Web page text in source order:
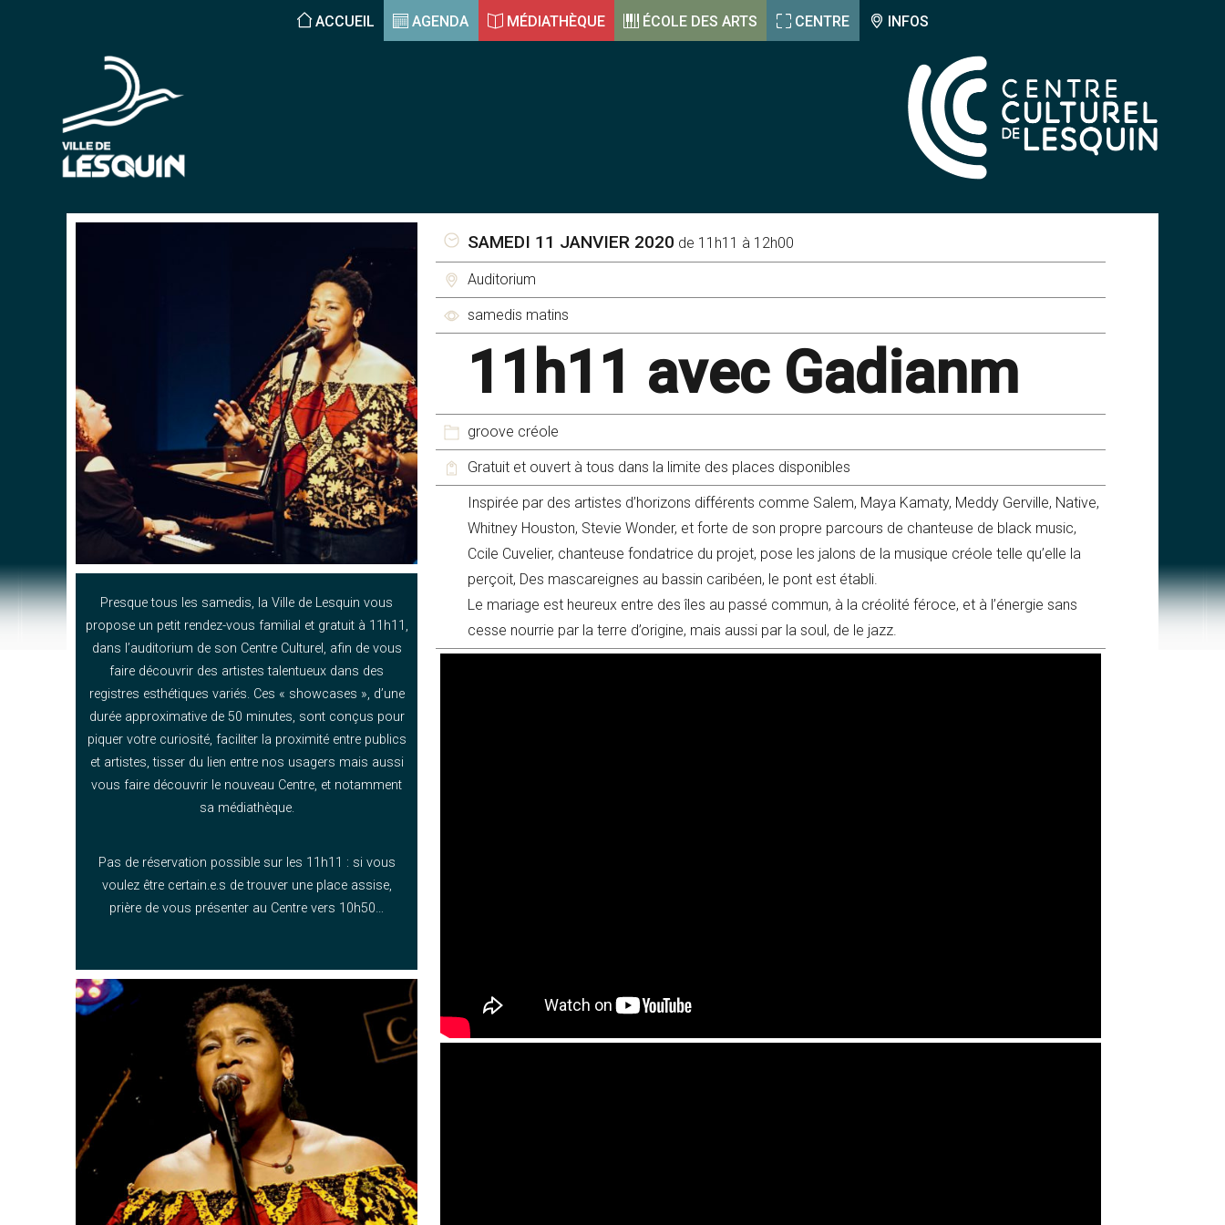
ACCUEIL AGENDA MÉDIATHÈQUE ÉCOLE DES ARTS CENTRE INFOS
Presque tous les samedis, la Ville de Lesquin vous
propose un petit rendez-vous familial et gratuit à 11h11,
dans l’auditorium de son Centre Culturel, afin de vous
faire découvrir des artistes talentueux dans des
registres esthétiques variés. Ces « showcases », d’une
durée approximative de 50 minutes, sont conçus pour
piquer votre curiosité, faciliter la proximité entre publics
et artistes, tisser du lien entre nos usagers mais aussi
vous faire découvrir le nouveau Centre, et notamment
sa médiathèque.
Pas de réservation possible sur les 11h11 : si vous
voulez être certain.e.s de trouver une place assise,
prière de vous présenter au Centre vers 10h50…
SAMEDI 11 JANVIER 2020 de 11h11 à 12h00
Auditorium
samedis matins
11h11 avec Gadianm
groove créole
Gratuit et ouvert à tous dans la limite des places disponibles
Inspirée par des artistes d’horizons différents comme Salem, Maya Kamaty, Meddy Gerville, Native,
Whitney Houston, Stevie Wonder, et forte de son propre parcours de chanteuse de black music,
Ccile Cuvelier, chanteuse fondatrice du projet, pose les jalons de la musique créole telle qu’elle la
perçoit, Des mascareignes au bassin caribéen, le pont est établi.
Le mariage est heureux entre des îles au passé commun, à la créolité féroce, et à l’énergie sans
cesse nourrie par la terre d’origine, mais aussi par la soul, de le jazz.